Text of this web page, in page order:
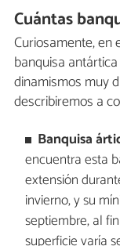
Cuántas
Curiosamente, en
banquisa
dinamismos muy
describiremos a
Banquisa
encuentra esta
extensión
invierno, y su
septiembre, al
superficie varía